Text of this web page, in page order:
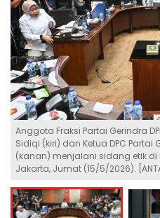
Anggota Fraksi Partai Gerindra
Sidiqi (kiri) dan Ketua DPC
(kanan) menjalani sidang etik di
Jakarta, Jumat (15/5/2026).